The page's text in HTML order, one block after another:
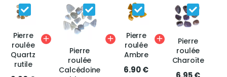
Pierre
roulée
Quartz
rutile
Pierre
roulée
Calcédoine
Pierre
roulée
Ambre
6.90 €
Pierre
roulée
Charoïte